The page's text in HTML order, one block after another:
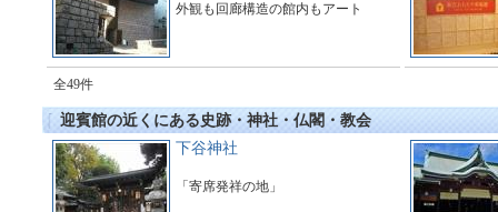
外観も回廊構造の館内もアート
全49件
迎賓館の近くにある史跡・神社・仏閣・教会
下谷神社
「寄席発祥の地」